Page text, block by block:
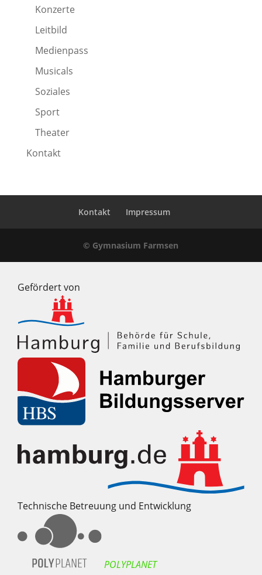
Konzerte
Leitbild
Medienpass
Musicals
Soziales
Sport
Theater
Kontakt
Kontakt Impressum
© Gymnasium Farmsen
Gefördert von
Technische Betreuung und Entwicklung
POLYPLANET